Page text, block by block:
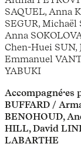
SAQUEL, Anna
SEGUR,
Anna
Chen-Huei SUN,
Emmanuel
YABUKI
Accompagné·es
BUFFARD /
BENOHOUD,
HILL, David
LABARTHE